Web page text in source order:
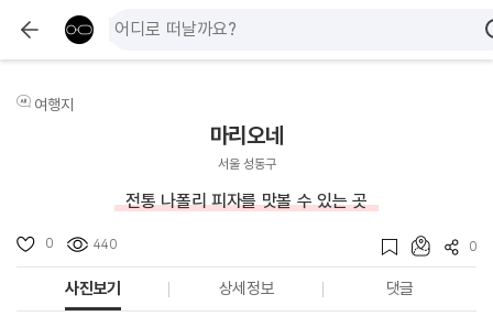
여행지
마리오네
서울 성동구
전통 나폴리 피자를 맛볼 수 있는 곳
0 440 0
사진보기 상세정보 댓글